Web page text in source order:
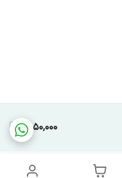
9,850,000